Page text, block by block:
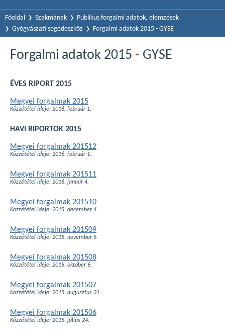
Főoldal Szakmának
Publikus forgalmi adatok, elemzések
Gyógyászati segédeszköz
Forgalmi adatok 2015 - GYSE
Forgalmi adatok 2015 - GYSE
ÉVES RIPORT 2015
Megyei forgalmak 2015
Közzététel ideje: 2016. február 1.
HAVI RIPORTOK 2015
Megyei forgalmak 201512
Közzététel ideje: 2016. február 1.
Megyei forgalmak 201511
Közzététel ideje: 2016. január 4.
Megyei forgalmak 201510
Közzététel ideje: 2015. december 4.
Megyei forgalmak 201509
Közzététel ideje: 2015. november 5.
Megyei forgalmak 201508
Közzététel ideje: 2015. október 6.
Megyei forgalmak 201507
Közzététel ideje: 2015. augusztus 31.
Megyei forgalmak 201506
Közzététel ideje: 2015. július 24.